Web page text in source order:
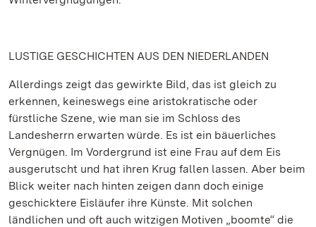
LUSTIGE GESCHICHTEN AUS DEN NIEDERLANDEN
Allerdings zeigt das gewirkte Bild, das ist gleich zu
erkennen, keineswegs eine aristokratische oder
fürstliche Szene, wie man sie im Schloss des
Landesherrn erwarten würde. Es ist ein bäuerliches
Vergnügen. Im Vordergrund ist eine Frau auf dem Eis
ausgerutscht und hat ihren Krug fallen lassen. Aber beim
Blick weiter nach hinten zeigen dann doch einige
geschicktere Eisläufer ihre Künste. Mit solchen
ländlichen und oft auch witzigen Motiven „boomte“ die